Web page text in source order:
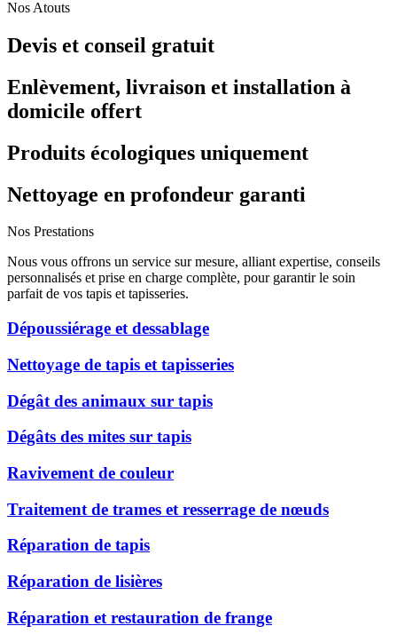
Nos Atouts
Devis et conseil gratuit
Enlèvement, livraison et installation à
domicile offert
Produits écologiques uniquement
Nettoyage en profondeur garanti
Nos Prestations
Nous vous offrons un service sur mesure, alliant expertise, conseils
personnalisés et prise en charge complète, pour garantir le soin
parfait de vos tapis et tapisseries.
Dépoussiérage et dessablage
Nettoyage de tapis et tapisseries
Dégât des animaux sur tapis
Dégâts des mites sur tapis
Ravivement de couleur
Traitement de trames et resserrage de nœuds
Réparation de tapis
Réparation de lisières
Réparation et restauration de frange